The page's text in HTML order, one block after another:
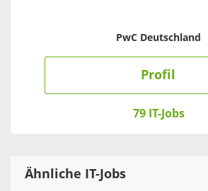
PwC Deutschland
Profil
79 IT-Jobs
Ähnliche IT-Jobs